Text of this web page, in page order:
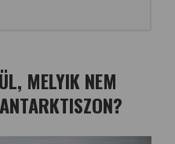
MELYIK NEM